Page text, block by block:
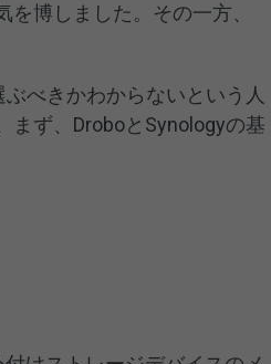
博しました。その一方、
べきかわからないという人
まず、DroboとSynologyの基